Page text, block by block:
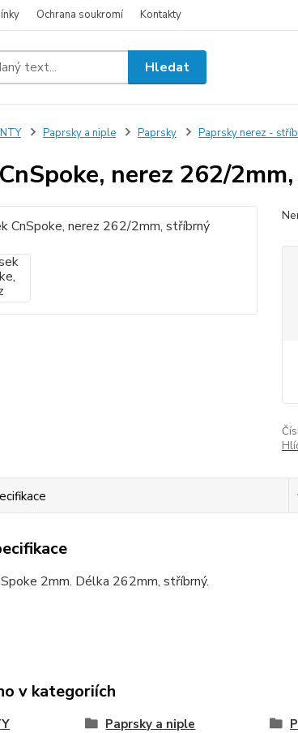
Ochrana soukromí Kontakty
Hledat
Paprsky a niple Paprsky Paprsky nerez -
nerez 262/
2mm. Délka 262mm, stříbrný.
v kategoriích
Paprsky a niple